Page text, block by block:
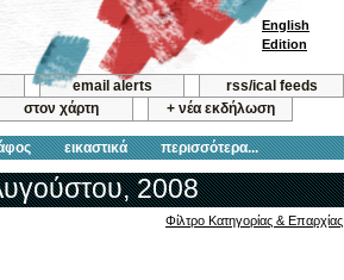
email alerts
rss/ical feeds
στον χάρτη + νέα εκδήλωση
εικαστικά περισσότερα...
English
Edition
2008
Φίλτρο Κατηγορίας & Επαρχίας